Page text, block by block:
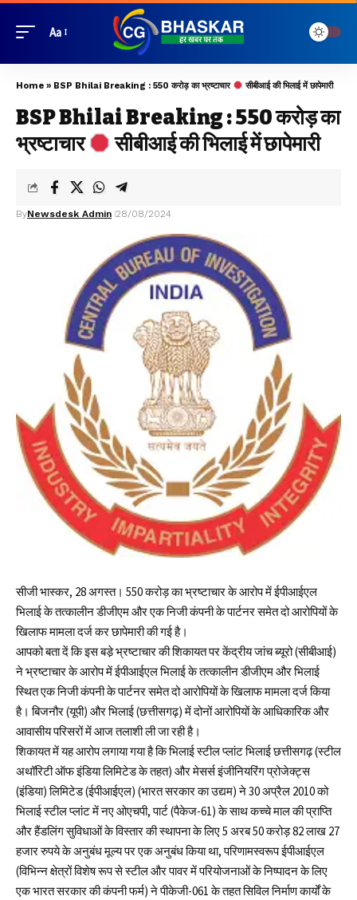
Aa
Home » BSP Bhilai Breaking : 550 करोड़ का भ्रष्टाचार सीबीआई की भिलाई में छापेमारी
BSP Bhilai Breaking : 550 करोड़ का
भ्रष्टाचार
सीबीआई की भिलाई में छापेमारी
ByNewsdesk Admin 28/08/2024
सीजी भास्कर, 28 अगस्त। 550 करोड़ का भ्रष्टाचार के आरोप में ईपीआईएल
भिलाई के तत्कालीन डीजीएम और एक निजी कंपनी के पार्टनर समेत दो आरोपियों के
खिलाफ मामला दर्ज कर छापेमारी की गई है।
आपको बता दें कि इस बडे़ भ्रष्टाचार की शिकायत पर केंद्रीय जांच ब्यूरो (सीबीआई)
ने भ्रष्टाचार के आरोप में ईपीआईएल भिलाई के तत्कालीन डीजीएम और भिलाई
स्थित एक निजी कंपनी के पार्टनर समेत दो आरोपियों के खिलाफ मामला दर्ज किया
है। बिजनौर (यूपी) और भिलाई (छत्तीसगढ़) में दोनों आरोपियों के आधिकारिक और
आवासीय परिसरों में आज तलाशी ली जा रही है।
शिकायत में यह आरोप लगाया गया है कि भिलाई स्टील प्लांट भिलाई छत्तीसगढ़ (स्टील
अथॉरिटी ऑफ इंडिया लिमिटेड के तहत) और मेसर्स इंजीनियरिंग प्रोजेक्ट्स
(इंडिया) लिमिटेड (ईपीआईएल) (भारत सरकार का उद्यम) ने 30 अप्रैल 2010 को
भिलाई स्टील प्लांट में नए ओएचपी, पार्ट (पैकेज-61) के साथ कच्चे माल की प्राप्ति
और हैंडलिंग सुविधाओं के विस्तार की स्थापना के लिए 5 अरब 50 करोड़ 82 लाख 27
हजार रुपये के अनुबंध मूल्य पर एक अनुबंध किया था, परिणामस्वरूप ईपीआईएल
(विभिन्न क्षेत्रों विशेष रूप से स्टील और पावर में परियोजनाओं के निष्पादन के लिए
एक भारत सरकार की कंपनी फर्म) ने पीकेजी-061 के तहत सिविल निर्माण कार्यों के